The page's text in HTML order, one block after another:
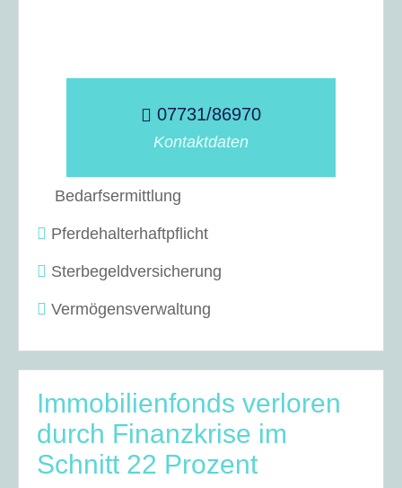
07731/86970
Kontaktdaten
Bedarfsermittlung
Pferdehalterhaftpflicht
Sterbegeldversicherung
Vermögensverwaltung
Immobilienfonds verloren
durch Finanzkrise im
Schnitt 22 Prozent